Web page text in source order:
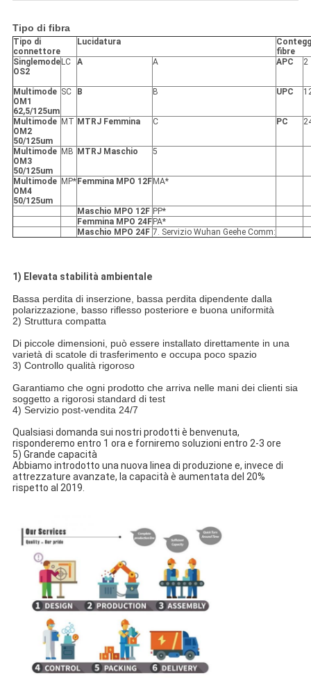
Tipo di fibra
Tipo di
connettore
Lucidatura
fibre
Singlemode
OS2
LC A A APC 2
Multimode
OM1
62,5/125um
SC B B UPC
Multimode
OM2
50/125um
MT MTRJ Femmina C PC
Multimode
OM3
50/125um
MB MTRJ Maschio 5
Multimode
OM4
50/125um
MP*Femmina MPO 12FMA*
Maschio MPO 12F PP*
Femmina MPO 24FPA*
Maschio MPO 24F 7. Servizio Wuhan Geehe Comm:
1) Elevata stabilità ambientale
Bassa perdita di inserzione, bassa perdita dipendente dalla
polarizzazione, basso riflesso posteriore e buona uniformità
2) Struttura compatta
Di piccole dimensioni, può essere installato direttamente in una
varietà di scatole di trasferimento e occupa poco spazio
3) Controllo qualità rigoroso
Garantiamo che ogni prodotto che arriva nelle mani dei clienti sia
soggetto a rigorosi standard di test
4) Servizio post-vendita 24/7
Qualsiasi domanda sui nostri prodotti è benvenuta,
risponderemo entro 1 ora e forniremo soluzioni entro 2-3 ore
5) Grande capacità
Abbiamo introdotto una nuova linea di produzione e, invece di
attrezzature avanzate, la capacità è aumentata del 20%
rispetto al 2019.